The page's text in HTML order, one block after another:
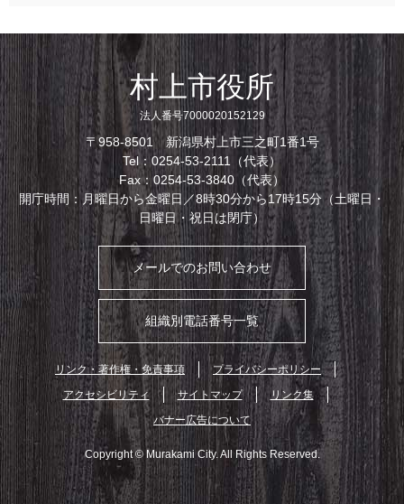
村上市役所
法人番号7000020152129
〒958-8501 新潟県村上市三之町1番1号
Tel：0254-53-2111（代表）
Fax：0254-53-3840（代表）
開庁時間：月曜日から金曜日／8時30分から17時15分（土曜日・
日曜日・祝日は閉庁）
メールでのお問い合わせ
組織別電話番号一覧
リンク・著作権・免責事項
プライバシーポリシー
アクセシビリティ
サイトマップ
リンク集
バナー広告について
Copyright © Murakami City. All Rights Reserved.